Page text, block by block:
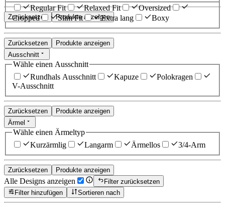
Zurücksetzen Produkte anzeigen
Regular Fit
Relaxed Fit
Oversized
Cropped
Slim Fit Extra lang Boxy
Zurücksetzen
Produkte anzeigen
Ausschnitt
Wähle einen Ausschnitt
Rundhals Ausschnitt
Kapuze
Polokragen
V-Ausschnitt
Zurücksetzen
Produkte anzeigen
Ärmel
Wähle einen Ärmeltyp
Kurzärmlig
Langarm Ärmellos 3/4-Arm
Zurücksetzen Produkte anzeigen
Alle Designs anzeigen
Filter zurücksetzen
Filter hinzufügen
Sortieren nach